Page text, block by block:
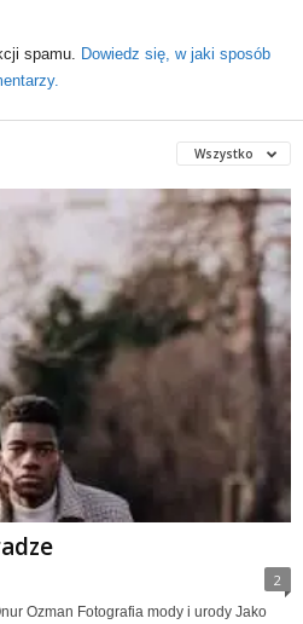
spamu.
Dowiedz się, w jaki sposób
Wszystko
2
Ozman Fotografia mody i urody Jako